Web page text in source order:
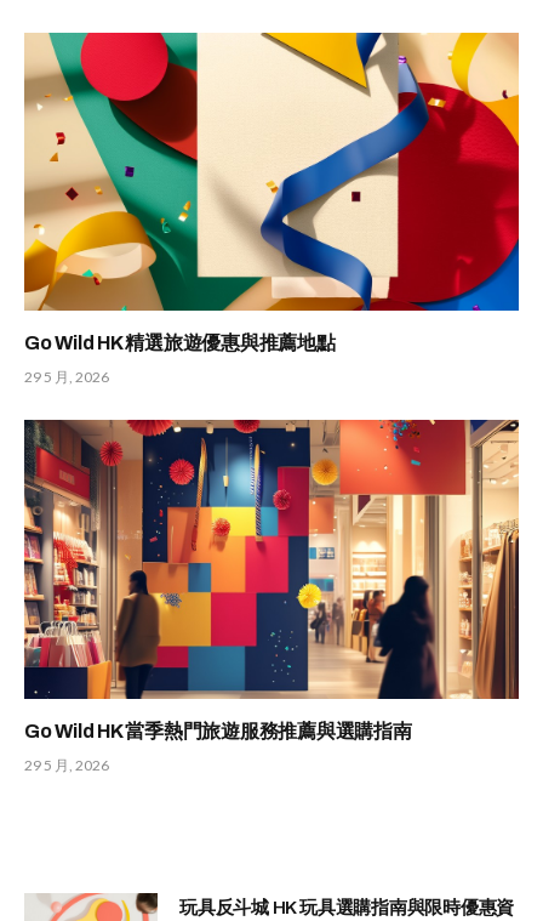
Go Wild HK 精選旅遊優惠與推薦地點
29 5 月, 2026
Go Wild HK 當季熱門旅遊服務推薦與選購指南
29 5 月, 2026
玩具反斗城 HK 玩具選購指南與限時優惠資